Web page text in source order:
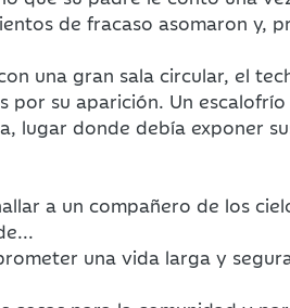
de fracaso asomaron y,
una gran sala circular, el
por su aparición. Un
lugar donde debía exponer
a un compañero de los
una vida larga y